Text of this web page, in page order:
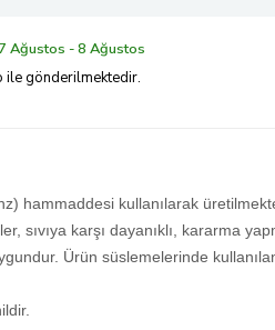
Ağustos - 8 Ağustos
ile gönderilmektedir.
hammaddesi kullanılarak
sıvıya karşı dayanıklı, kararma
Ürün süslemelerinde